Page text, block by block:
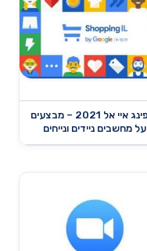
שופינג איי אל 2021 – מבצעים
על מחשבים ניידים ונייחים